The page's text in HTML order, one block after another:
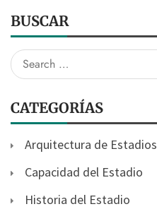
BUSCAR
Search
for:
CATEGORÍAS
Arquitectura de Estadios
Capacidad del Estadio
Historia del Estadio